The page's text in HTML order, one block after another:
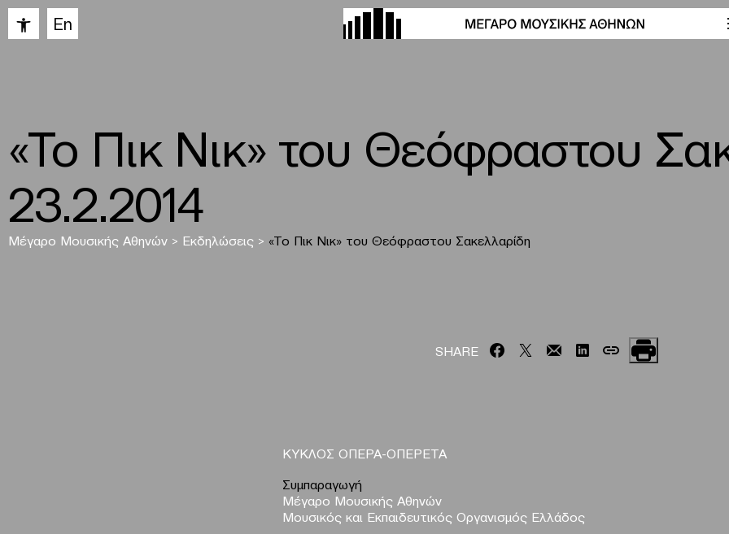
Ανοίξτε τη γραμμή εργαλείων
En
«Το Πικ Νικ» του Θεόφραστου
23.2.2014
Μέγαρο Μουσικής Αθηνών > Εκδηλώσεις > «Το Πικ Νικ» του Θεόφραστου Σακελλαρίδη
SHARE
ΚΥΚΛΟΣ ΟΠΕΡΑ-ΟΠΕΡΕΤΑ
Συμπαραγωγή
Μέγαρο Μουσικής Αθηνών
Μουσικός και Εκπαιδευτικός Οργανισμός Ελλάδος